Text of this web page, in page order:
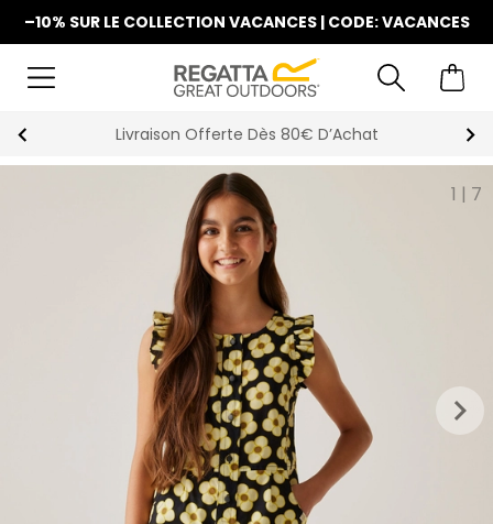
–10% SUR LE COLLECTION VACANCES | CODE: VACANCES
La Nouvelle Collection Est Disponible
1 | 7
keyboard_arrow_right